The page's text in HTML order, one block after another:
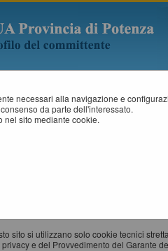
necessari alla navigazione e
da parte dell'interessato.
nel sito mediante cookie.
è un piccolo file di testo creato sul
sono inviati da un server web (che è il
sito si utilizzano solo cookie tecnici
e del Provvedimento del Garante